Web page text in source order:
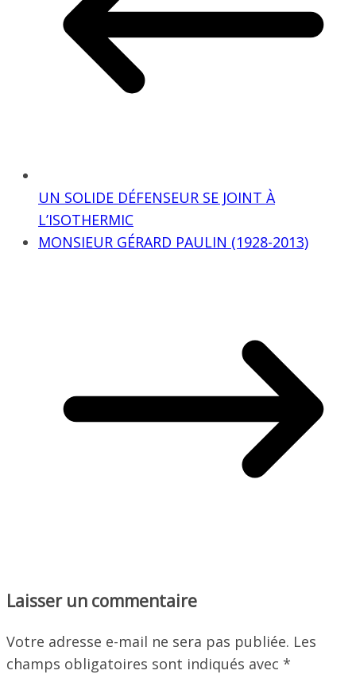
UN SOLIDE DÉFENSEUR SE JOINT À
L’ISOTHERMIC
MONSIEUR GÉRARD PAULIN (1928-2013)
Laisser un commentaire
Votre adresse e-mail ne sera pas publiée. Les
champs obligatoires sont indiqués avec *